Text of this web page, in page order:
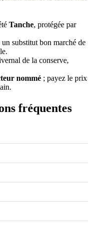
Tanche, protégée par
un substitut bon marché de
de la conserve,
nommé ; payez le prix
fréquentes